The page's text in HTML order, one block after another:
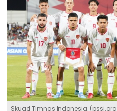
Skuad Timnas Indonesia.